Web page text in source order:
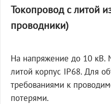
Токопровод с литой
проводники)
На напряжение до 10 кВ.
литой корпус IP68. Для
требованиями к
потерями.